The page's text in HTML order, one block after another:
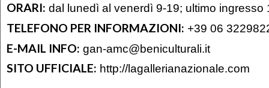
ORARI: dal lunedì al venerdì 9-19; ultimo ingresso
TELEFONO PER INFORMAZIONI: +39 06
E-MAIL INFO: gan-amc@beniculturali.it
SITO UFFICIALE: http://lagallerianazionale.com